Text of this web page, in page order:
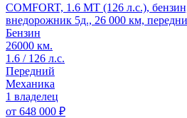
COMFORT, 1.6 MT (126 л.с.),
внедорожник 5д., 26 000 км,
Бензин
26000 км.
1.6 / 126 л.с.
Передний
Механика
1 владелец
от 648 000 ₽